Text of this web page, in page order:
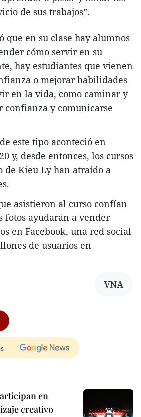
de sus trabajos”.
que en su clase hay alumnos
cómo servir en su
hay estudiantes que vienen
o mejorar habilidades
en la vida, como caminar y
confianza y comunicarse
este tipo aconteció en
y, desde entonces, los cursos
de Kieu Ly han atraído a
asistieron al curso confían
fotos ayudarán a vender
en Facebook, una red social
de usuarios en
VNA
en
creativo